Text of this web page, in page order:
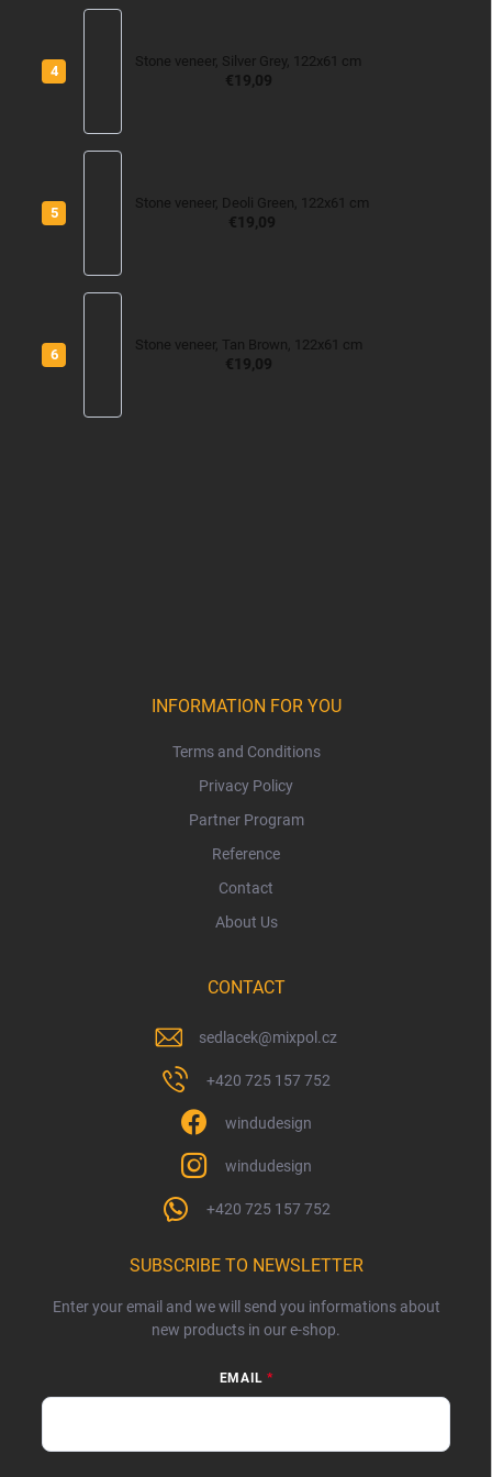
Stone veneer, Silver Grey, 122x61 cm
€19,09
Stone veneer, Deoli Green, 122x61 cm
€19,09
Stone veneer, Tan Brown, 122x61 cm
€19,09
INFORMATION FOR YOU
Terms and Conditions
Privacy Policy
Partner Program
Reference
Contact
About Us
CONTACT
sedlacek@mixpol.cz
+420 725 157 752
windudesign
windudesign
+420 725 157 752
SUBSCRIBE TO NEWSLETTER
Enter your email and we will send you informations about
new products in our e-shop.
EMAIL